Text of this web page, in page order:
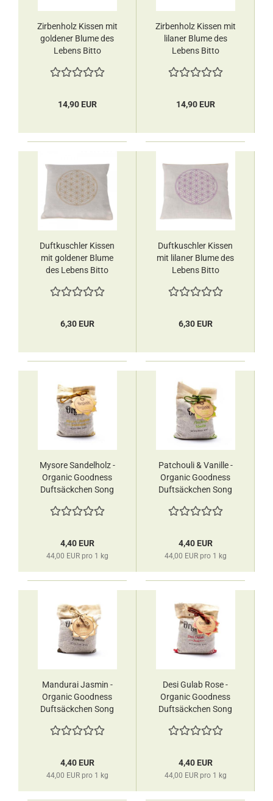
Zirbenholz Kissen mit
goldener Blume des
Lebens Bitto
14,90 EUR
Zirbenholz Kissen mit
lilaner Blume des
Lebens Bitto
14,90 EUR
Duftkuschler Kissen
mit goldener Blume
des Lebens Bitto
6,30 EUR
Duftkuschler Kissen
mit lilaner Blume des
Lebens Bitto
6,30 EUR
Mysore Sandelholz -
Organic Goodness
Duftsäckchen Song
4,40 EUR
44,00 EUR pro 1 kg
Patchouli & Vanille -
Organic Goodness
Duftsäckchen Song
4,40 EUR
44,00 EUR pro 1 kg
Mandurai Jasmin -
Organic Goodness
Duftsäckchen Song
4,40 EUR
44,00 EUR pro 1 kg
Desi Gulab Rose -
Organic Goodness
Duftsäckchen Song
4,40 EUR
44,00 EUR pro 1 kg